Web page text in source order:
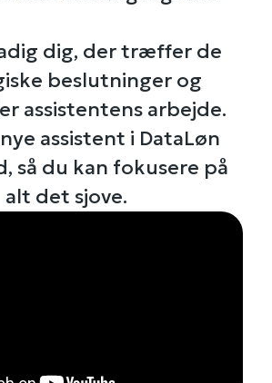
dig, der træffer de
beslutninger og
assistentens arbejde.
assistent i DataLøn
så du kan fokusere på
alt det sjove.